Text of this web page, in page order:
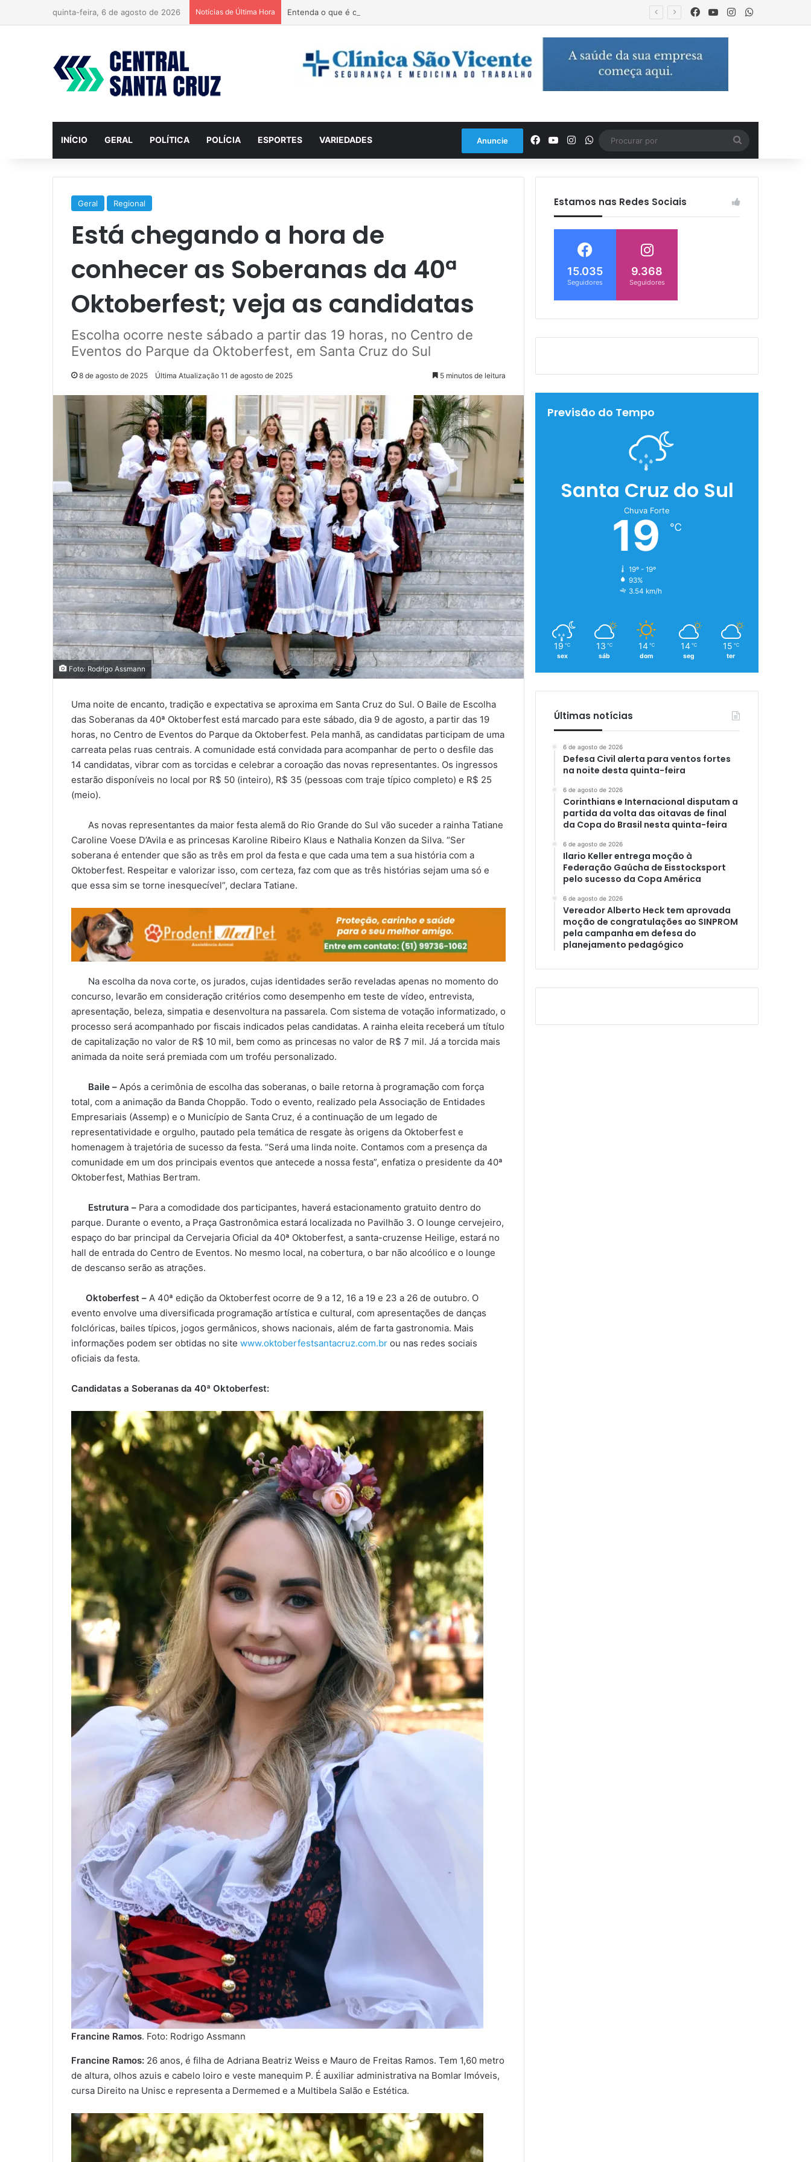
quinta-feira, 6 de agosto de 2026 Notícias de Última Hora Entenda o que é o ciclone bomba que pode atingir o Sul do país Facebook
YouTubeInstagram
INÍCIO GERAL POLÍTICA POLÍCIA ESPORTES VARIEDADES Anuncie Facebook
YouTubeInstagramWhatsApp
por
Geral Regional
Está chegando a hora de
conhecer as Soberanas da 40ª
Oktoberfest; veja as candidatas
Escolha ocorre neste sábado a partir das 19 horas, no Centro de
Eventos do Parque da Oktoberfest, em Santa Cruz do Sul
8 de agosto de 2025 Última Atualização 11 de agosto de 2025 5 minutos de leitura
Foto: Rodrigo Assmann
Uma noite de encanto, tradição e expectativa se aproxima em Santa Cruz do Sul. O Baile de Escolha
das Soberanas da 40ª Oktoberfest está marcado para este sábado, dia 9 de agosto, a partir das 19
horas, no Centro de Eventos do Parque da Oktoberfest. Pela manhã, as candidatas participam de uma
carreata pelas ruas centrais. A comunidade está convidada para acompanhar de perto o desfile das
14 candidatas, vibrar com as torcidas e celebrar a coroação das novas representantes. Os ingressos
estarão disponíveis no local por R$ 50 (inteiro), R$ 35 (pessoas com traje típico completo) e R$ 25
(meio).
As novas representantes da maior festa alemã do Rio Grande do Sul vão suceder a rainha Tatiane
Caroline Voese D’Avila e as princesas Karoline Ribeiro Klaus e Nathalia Konzen da Silva. “Ser
soberana é entender que são as três em prol da festa e que cada uma tem a sua história com a
Oktoberfest. Respeitar e valorizar isso, com certeza, faz com que as três histórias sejam uma só e
que essa sim se torne inesquecível”, declara Tatiane.
Na escolha da nova corte, os jurados, cujas identidades serão reveladas apenas no momento do
concurso, levarão em consideração critérios como desempenho em teste de vídeo, entrevista,
apresentação, beleza, simpatia e desenvoltura na passarela. Com sistema de votação informatizado, o
processo será acompanhado por fiscais indicados pelas candidatas. A rainha eleita receberá um título
de capitalização no valor de R$ 10 mil, bem como as princesas no valor de R$ 7 mil. Já a torcida mais
animada da noite será premiada com um troféu personalizado.
Baile – Após a cerimônia de escolha das soberanas, o baile retorna à programação com força
total, com a animação da Banda Choppão. Todo o evento, realizado pela Associação de Entidades
Empresariais (Assemp) e o Município de Santa Cruz, é a continuação de um legado de
representatividade e orgulho, pautado pela temática de resgate às origens da Oktoberfest e
homenagem à trajetória de sucesso da festa. “Será uma linda noite. Contamos com a presença da
comunidade em um dos principais eventos que antecede a nossa festa”, enfatiza o presidente da 40ª
Oktoberfest, Mathias Bertram.
Estrutura – Para a comodidade dos participantes, haverá estacionamento gratuito dentro do
parque. Durante o evento, a Praça Gastronômica estará localizada no Pavilhão 3. O lounge cervejeiro,
espaço do bar principal da Cervejaria Oficial da 40ª Oktoberfest, a santa-cruzense Heilige, estará no
hall de entrada do Centro de Eventos. No mesmo local, na cobertura, o bar não alcoólico e o lounge
de descanso serão as atrações.
Oktoberfest – A 40ª edição da Oktoberfest ocorre de 9 a 12, 16 a 19 e 23 a 26 de outubro. O
evento envolve uma diversificada programação artística e cultural, com apresentações de danças
folclóricas, bailes típicos, jogos germânicos, shows nacionais, além de farta gastronomia. Mais
informações podem ser obtidas no site www.oktoberfestsantacruz.com.br ou nas redes sociais
oficiais da festa.
Candidatas a Soberanas da 40ª Oktoberfest:
Francine Ramos. Foto: Rodrigo Assmann
Francine Ramos: 26 anos, é filha de Adriana Beatriz Weiss e Mauro de Freitas Ramos. Tem 1,60 metro
de altura, olhos azuis e cabelo loiro e veste manequim P. É auxiliar administrativa na Bomlar Imóveis,
cursa Direito na Unisc e representa a Dermemed e a Multibela Salão e Estética.
Estamos nas Redes Sociais
15.035
Seguidores
9.368
Seguidores
Previsão do Tempo
Santa Cruz do Sul
Chuva Forte
19 ℃
19º - 19º
93%
3.54 km/h
19 ℃
sex
13 ℃
sáb
14 ℃
dom
14 ℃
seg
15 ℃
ter
Últimas notícias
6 de agosto de 2026
Defesa Civil alerta para ventos fortes
na noite desta quinta-feira
6 de agosto de 2026
Corinthians e Internacional disputam a
partida da volta das oitavas de final
da Copa do Brasil nesta quinta-feira
6 de agosto de 2026
Ilario Keller entrega moção à
Federação Gaúcha de Eisstocksport
pelo sucesso da Copa América
6 de agosto de 2026
Vereador Alberto Heck tem aprovada
moção de congratulações ao SINPROM
pela campanha em defesa do
planejamento pedagógico